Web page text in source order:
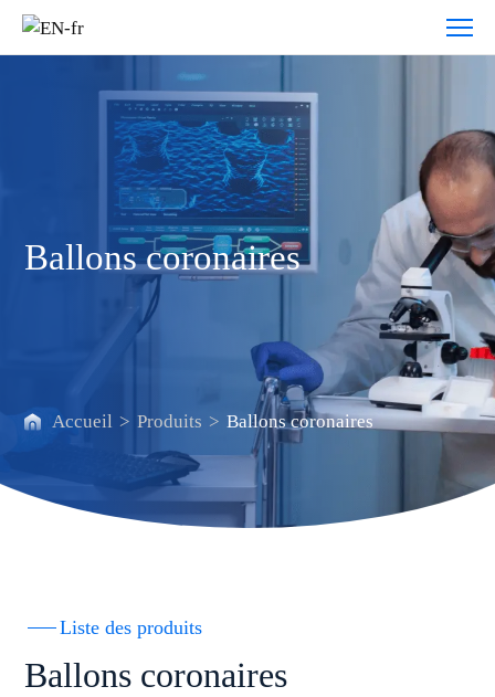
Ballons
coronaires
Ballons coronaires
Accueil > Produits > Ballons coronaires
Liste des produits
Ballons coronaires